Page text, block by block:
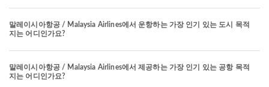
말레이시아항공 / Malaysia Airlines에서 운항하는 가장 인기 있는 도시 목적
지는 어디인가요?
말레이시아항공 / Malaysia Airlines에서 제공하는 가장 인기 있는 공항 목적
지는 어디인가요?